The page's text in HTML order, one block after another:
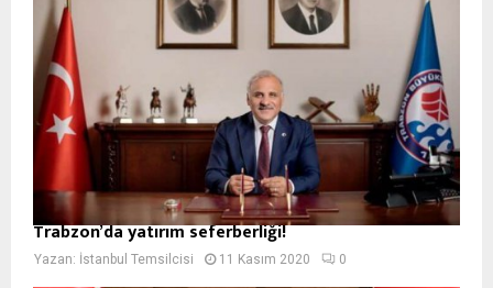
Trabzon’da yatırım seferberliği!
Yazan: İstanbul Temsilcisi 11 Kasım 2020 0